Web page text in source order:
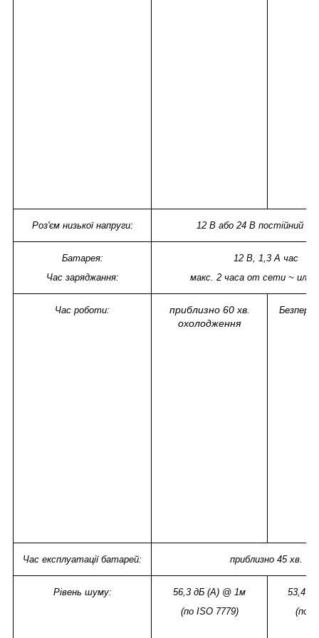
Роз'єм низької напруги: 12 В або 24 В постійний
Батарея:
Час заряджання:
12 В, 1,3 А час
макс. 2 часа от сети ~ или
Час роботи:
приблизно 60 хв.
охолодження
Час експлуатації батарей: приблизно 45 хв.
Рівень шуму:
56,3 дБ (А) @ 1м
(по ISO 7779)
53,4
(по